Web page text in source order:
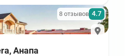
8 отзывов 4.7
Анапа